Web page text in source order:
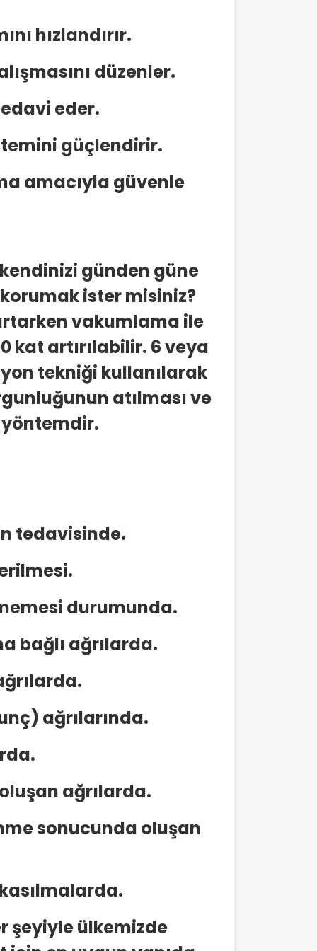
hızlandırır.
düzenler.
eder.
güçlendirir.
amacıyla güvenle
günden güne
ister misiniz?
vakumlama ile
kat artırılabilir. 6 veya
tekniği kullanılarak
atılması ve
tedavisinde.
durumunda.
bağlı ağrılarda.
ağrılarında.
ağrılarda.
sonucunda oluşan
şeyiyle ülkemizde